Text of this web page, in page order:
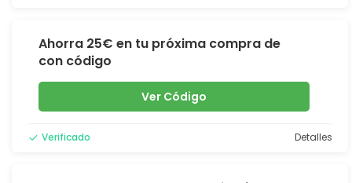
Ahorra 25€ en tu próxima compra de
con código
Ver Código
Verificado Detalles